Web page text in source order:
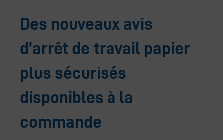
Des nouveaux avis
d’arrêt de travail papier
plus sécurisés
disponibles à la
commande